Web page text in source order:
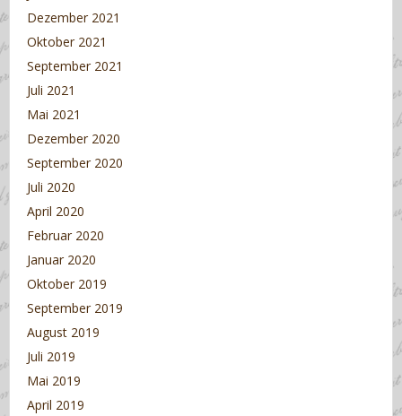
Dezember 2021
Oktober 2021
September 2021
Juli 2021
Mai 2021
Dezember 2020
September 2020
Juli 2020
April 2020
Februar 2020
Januar 2020
Oktober 2019
September 2019
August 2019
Juli 2019
Mai 2019
April 2019